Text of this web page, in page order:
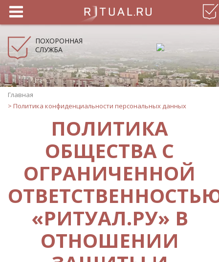
ПОХОРОННАЯ
СЛУЖБА
Главная
> Политика конфиденциальности персональных данных
ПОЛИТИКА
ОБЩЕСТВА С
ОГРАНИЧЕННОЙ
«РИТУАЛ.РУ» В
ОТНОШЕНИИ